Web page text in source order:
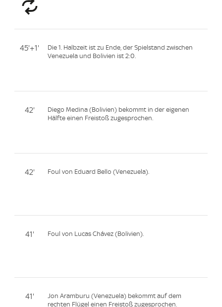
45'+1'
Die 1. Halbzeit ist zu Ende, der Spielstand zwischen
Venezuela und Bolivien ist 2:0.
42'
Diego Medina (Bolivien) bekommt in der eigenen
Hälfte einen Freistoß zugesprochen.
42' Foul von Eduard Bello (Venezuela).
41' Foul von Lucas Chávez (Bolivien).
41'
Jon Aramburu (Venezuela) bekommt auf dem
rechten Flügel einen Freistoß zugesprochen.